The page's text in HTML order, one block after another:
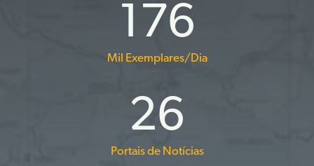
176
Mil Exemplares/Dia
26
Portais de Notícias